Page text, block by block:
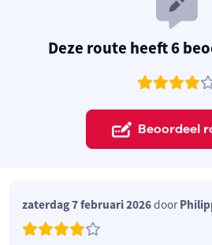
Deze route heeft 6
Beoordeel
zaterdag 7 februari 2026door